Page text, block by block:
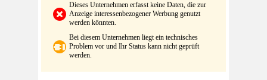
Dieses Unternehmen erfasst keine Daten, die zur
Anzeige interessenbezogener Werbung genutzt
werden könnten.
Bei diesem Unternehmen liegt ein technisches
Problem vor und Ihr Status kann nicht geprüft
werden.